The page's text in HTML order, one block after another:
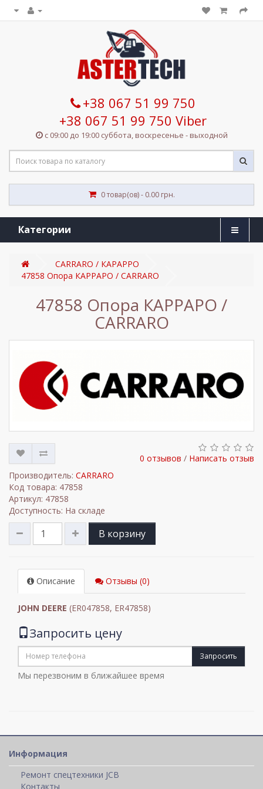
+38 067 51 99 750
+38 067 51 99 750 Viber
с 09:00 до 19:00 суббота, воскресенье - выходной
0 товар(ов) - 0.00 грн.
Категории
CARRARO / КАРАРРО
47858 Опора КАРРАРО / CARRARO
47858 Опора КАРРАРО /
CARRARO
0 отзывов / Написать отзыв
Производитель: CARRARO
Код товара: 47858
Артикул: 47858
Доступность: На складе
В корзину
Описание Отзывы (0)
JOHN DEERE (ER047858, ER47858)
Запросить цену
Запросить
Мы перезвоним в ближайшее время
Информация
Ремонт спецтехники JCB
Контакты